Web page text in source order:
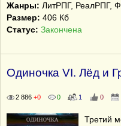
Жанры: ЛитРПГ, РеалРПГ,
Размер: 406 Кб
Статус: Закончена
Одиночка VI. Лёд и
2 886 +0 0 1 0
Третий